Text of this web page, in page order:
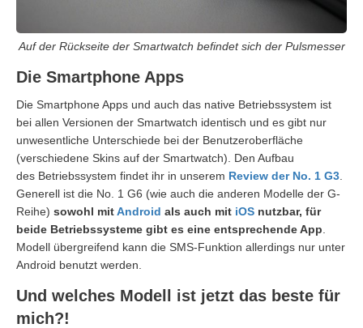
Auf der Rückseite der Smartwatch befindet sich der Pulsmesser
Die Smartphone Apps
Die Smartphone Apps und auch das native Betriebssystem ist
bei allen Versionen der Smartwatch identisch und es gibt nur
unwesentliche Unterschiede bei der Benutzeroberfläche
(verschiedene Skins auf der Smartwatch). Den Aufbau
des Betriebssystem findet ihr in unserem Review der No. 1 G3
Generell ist die No. 1 G6 (wie auch die anderen Modelle der G-
Reihe) sowohl mitAndroid als auch mit iOS nutzbar, für
beide Betriebssysteme gibt es eine entsprechende App
Modell übergreifend kann die SMS-Funktion allerdings nur unter
Android benutzt werden.
Und welches Modell ist jetzt das beste für
mich?!